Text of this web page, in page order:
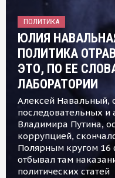
ПОЛИТИКА
ЮЛИЯ
ПОЛИТИКА
ЭТО, ПО ЕЕ
ЛАБОРАТОРИИ
Алексей Навальный,
последовательных и
Владимира Путина,
коррупцией,
Полярным кругом 16
отбывал там
политических статей